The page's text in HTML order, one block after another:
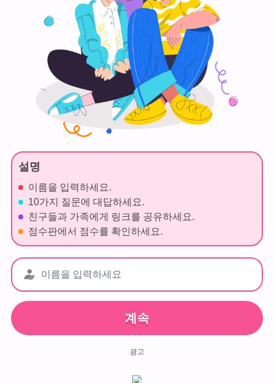
설명
이름을 입력하세요.
10가지 질문에 대답하세요.
친구들과 가족에게 링크를 공유하세요.
점수판에서 점수를 확인하세요.
계속